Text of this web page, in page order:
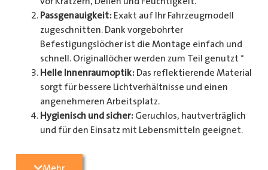
Passgenauigkeit: Exakt auf Ihr Fahrzeugmodell
zugeschnitten. Dank vorgebohrter
Befestigungslöcher ist die Montage einfach und
schnell. Originallöcher werden zum Teil genutzt *
Helle Innenraumoptik: Das reflektierende Material
sorgt für bessere Lichtverhältnisse und einen
angenehmeren Arbeitsplatz.
Hygienisch und sicher: Geruchlos, hautverträglich
und für den Einsatz mit Lebensmitteln geeignet.
Radkastenschutz, großflächigen Seitenteilen und